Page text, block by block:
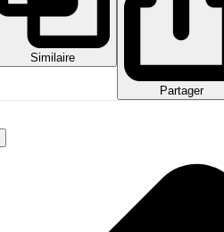
Similaire
Partager